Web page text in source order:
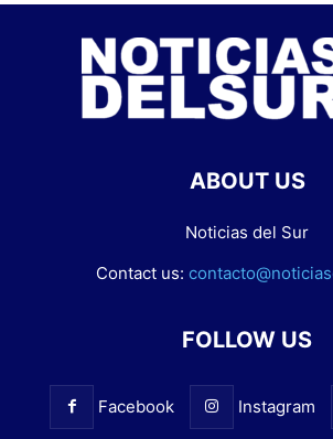
ABOUT US
Noticias del Sur
Contact us:
FOLLOW US
Facebook Instagram